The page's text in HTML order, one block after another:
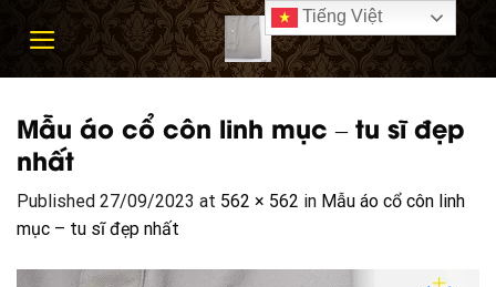
Mẫu áo cổ côn linh mục – tu sĩ đẹp
nhất
Published 27/09/2023 at 562 × 562 in Mẫu áo cổ côn linh
mục – tu sĩ đẹp nhất
Tiếng Việt